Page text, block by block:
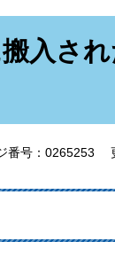
入さ
番号：0265253